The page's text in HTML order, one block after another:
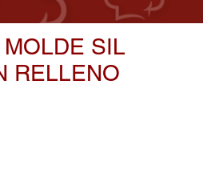
SIL
RELLENO